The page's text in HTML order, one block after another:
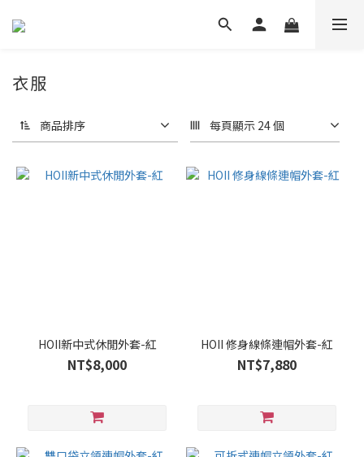
衣服
商品排序 每頁顯示 24 個
HOII新中式休閒外套-紅
NT$8,000
HOII 修身線條連帽外套-紅
NT$7,880